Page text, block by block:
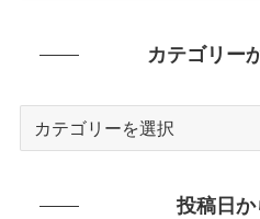
カテゴリー
投稿日